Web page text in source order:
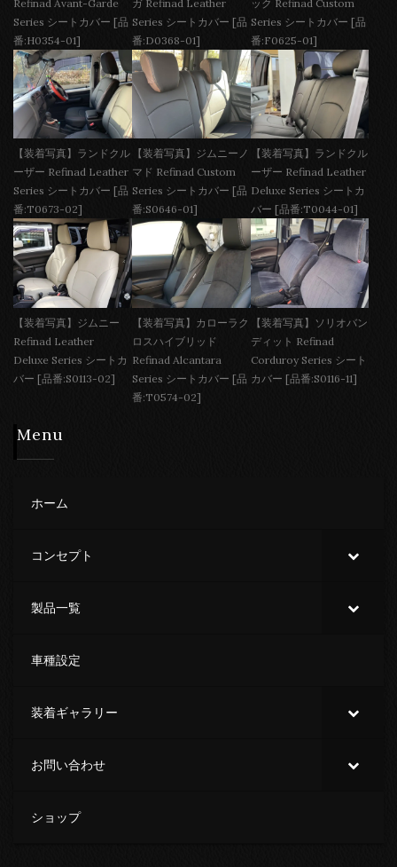
Refinad Avant-Garde
Series シートカバー [品
番:H0354-01]
ガ Refinad Leather
Series シートカバー [品
番:D0368-01]
ック Refinad Custom
Series シートカバー [品
番:F0625-01]
【装着写真】ランドクル
ーザー Refinad Leather
Series シートカバー [品
番:T0673-02]
【装着写真】ジムニーノ
マド Refinad Custom
Series シートカバー [品
番:S0646-01]
【装着写真】ランドクル
ーザー Refinad Leather
Deluxe Series シートカ
バー [品番:T0044-01]
【装着写真】ジムニー
Refinad Leather
Deluxe Series シートカ
バー [品番:S0113-02]
【装着写真】カローラク
ロスハイブリッド
Refinad Alcantara
Series シートカバー [品
番:T0574-02]
【装着写真】ソリオバン
ディット Refinad
Corduroy Series シート
カバー [品番:S0116-11]
Menu
ホーム
コンセプト
製品一覧
車種設定
装着ギャラリー
お問い合わせ
ショップ